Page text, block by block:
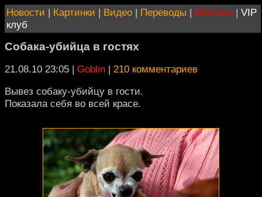
Новости | Картинки | Видео | Переводы | Магазин | VIP
клуб
Собака-убийца в гостях
21.08.10 23:05 | Goblin | 210 комментариев
Вывез собаку-убийцу в гости.
Показала себя во всей красе.